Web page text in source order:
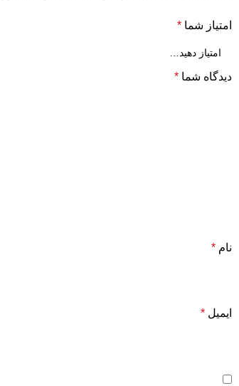
امتیاز شما *
دیدگاه شما *
نام *
ایمیل *